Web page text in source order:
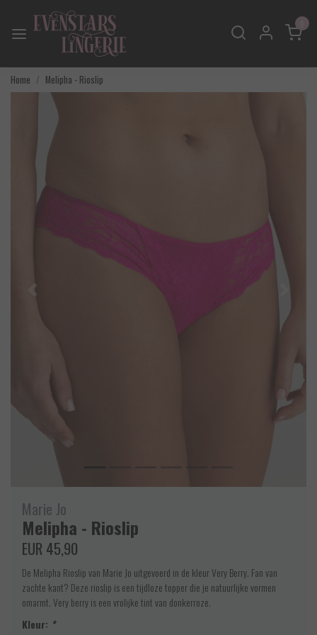
Home Melipha - Rioslip
Vorige
Marie Jo
Melipha - Rioslip
EUR 45,90
De Melipha Rioslip van Marie Jo uitgevoerd in de kleur Very Berry. Fan van
zachte kant? Deze rioslip is een tijdloze topper die je natuurlijke vormen
omarmt. Very berry is een vrolijke tint van donkerroze.
Kleur: *